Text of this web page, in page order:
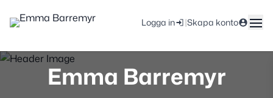
Logga in |Skapa konto
Emma Barremyr